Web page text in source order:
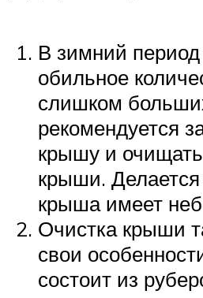
В зимний
обильное
слишком
рекомендуется
крышу и
крыши. Делается
крыша имеет
Очистка крыши
свои
состоит из